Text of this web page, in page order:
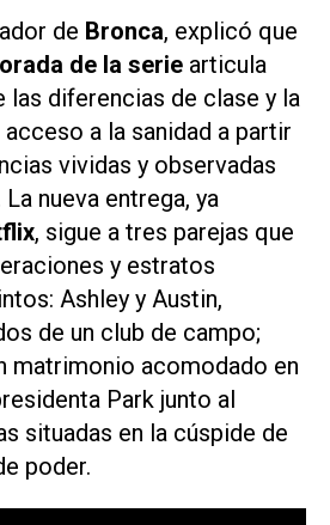
de Bronca, explicó que
de la serie articula
las diferencias de clase y la
a la sanidad a partir
vividas y observadas
nueva entrega, ya
, sigue a tres parejas que
y estratos
Ashley y Austin,
de un club de campo;
matrimonio acomodado en
Park junto al
situadas en la cúspide de
poder.